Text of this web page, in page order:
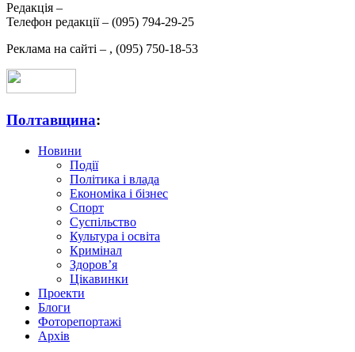
Редакція –
Телефон редакції – (095) 794-29-25
Реклама на сайті – , (095) 750-18-53
Полтавщина:
Новини
Події
Політика і влада
Економіка і бізнес
Спорт
Суспільство
Культура і освіта
Кримінал
Здоров’я
Цікавинки
Проекти
Блоги
Фоторепортажі
Архів